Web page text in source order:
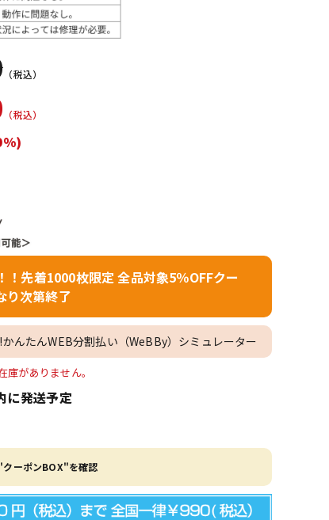
配信/ライブ
機器
（税込）
（税込）
！先着1000枚限定 全品対象5％OFFクー
次第終了
んたんWEB分割払い（WeBBy）シミュレーター
がありません。
に発送予定
ーポンBOX"を確認